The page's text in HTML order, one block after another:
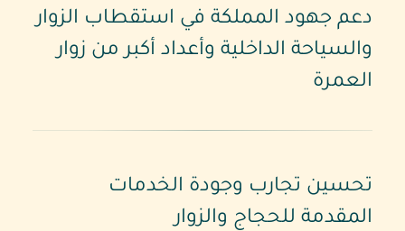
دعم جهود المملكة في استقطاب الزوار
والسياحة الداخلية وأعداد أكبر من زوار
العمرة
تحسين تجارب وجودة الخدمات
المقدمة للحجاج والزوار